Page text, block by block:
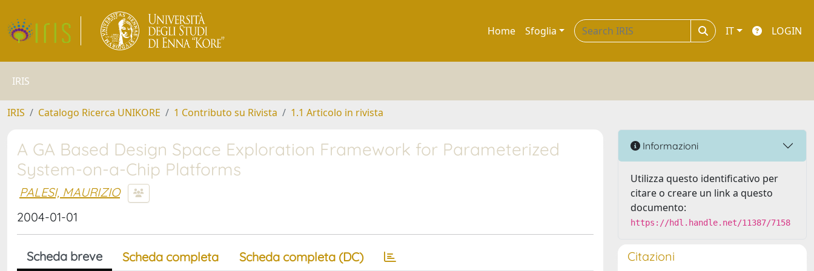
Home Sfoglia IT LOGIN
IRIS
IRIS Catalogo Ricerca UNIKORE 1 Contributo su Rivista 1.1 Articolo in rivista
A GA Based Design Space Exploration Framework for Parameterized
System-on-a-Chip Platforms
PALESI, MAURIZIO
2004-01-01
Scheda breve Scheda completa Scheda completa (DC)
Informazioni
Utilizza questo identificativo per
citare o creare un link a questo
documento:
https://hdl.handle.net/11387/7158
Citazioni